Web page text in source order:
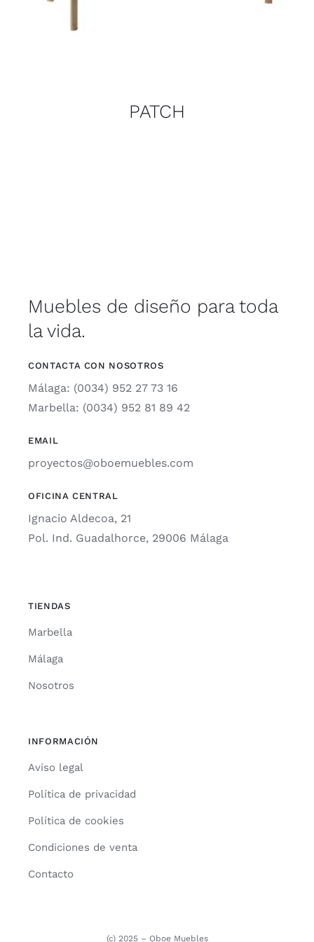
PATCH
Muebles de diseño para toda
la vida.
CONTACTA CON NOSOTROS
Málaga: (0034) 952 27 73 16
Marbella: (0034) 952 81 89 42
EMAIL
proyectos@oboemuebles.com
OFICINA CENTRAL
Ignacio Aldecoa, 21
Pol. Ind. Guadalhorce, 29006 Málaga
TIENDAS
Marbella
Málaga
Nosotros
INFORMACIÓN
Aviso legal
Política de privacidad
Política de cookies
Condiciones de venta
Contacto
(c) 2025 – Oboe Muebles